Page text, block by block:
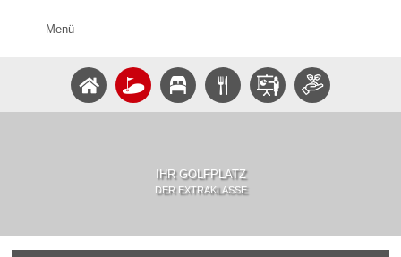
Menü
IHR GOLFPLATZ
DER EXTRAKLASSE